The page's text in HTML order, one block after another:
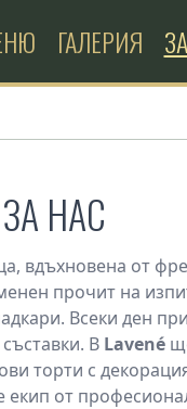
ГАЛЕРИЯ
ЗА НАС
вдъхновена от
прочит на
Всеки ден
В Lavené
торти с
от